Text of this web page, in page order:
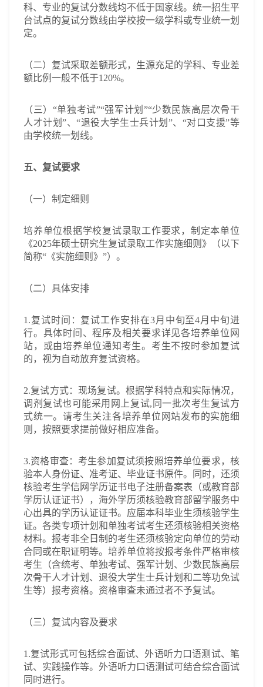
科、专业的复试分数线均不低于国家线。统一招生平
台试点的复试分数线由学校按一级学科或专业统一划
定。
（二）复试采取差额形式，生源充足的学科、专业差
额比例一般不低于120%。
（三）“单独考试”“强军计划”“少数民族高层次骨干
人才计划”、“退役大学生士兵计划”、“对口支援”等
由学校统一划线。
五、复试要求
（一）制定细则
培养单位根据学校复试录取工作要求，制定本单位
《2025年硕士研究生复试录取工作实施细则》（以下
简称“《实施细则》”）。
（二）具体安排
1.复试时间：复试工作安排在3月中旬至4月中旬进
行。具体时间、程序及相关要求详见各培养单位网
站，或由培养单位通知考生。考生不按时参加复试
的，视为自动放弃复试资格。
2.复试方式：现场复试。根据学科特点和实际情况，
调剂复试也可能采用网上复试,同一批次考生复试方
式统一。请考生关注各培养单位网站发布的实施细
则，按照要求提前做好相应准备。
3.资格审查：考生参加复试须按照培养单位要求，核
验本人身份证、准考证、毕业证书原件。同时，还须
核验考生学信网学历证书电子注册备案表（或教育部
学历认证证书），海外学历须核验教育部留学服务中
心出具的学历认证证书。应届本科毕业生须核验学生
证。各类专项计划和单独考试考生还须核验相关资格
材料。报考非全日制的考生还须核验定向单位的劳动
合同或在职证明等。培养单位将按报考条件严格审核
考生（含统考、单独考试、强军计划、少数民族高层
次骨干人才计划、退役大学生士兵计划和二等功免试
生等）报考资格。资格审查未通过者不予复试。
（三）复试内容及要求
1.复试形式可包括综合面试、外语听力口语测试、笔
试、实践操作等。外语听力口语测试可结合综合面试
同时进行。